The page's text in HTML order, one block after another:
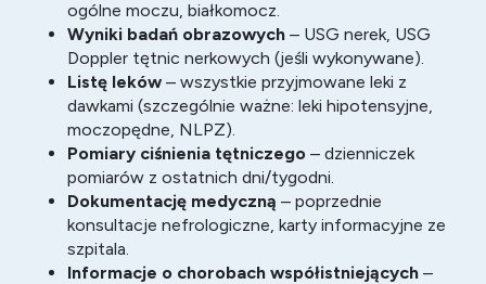
ogólne moczu, białkomocz.
Wyniki badań obrazowych – USG nerek, USG
Doppler tętnic nerkowych (jeśli wykonywane).
Listę leków – wszystkie przyjmowane leki z
dawkami (szczególnie ważne: leki hipotensyjne,
moczopędne, NLPZ).
Pomiary ciśnienia tętniczego – dzienniczek
pomiarów z ostatnich dni/tygodni.
Dokumentację medyczną – poprzednie
konsultacje nefrologiczne, karty informacyjne ze
szpitala.
Informacje o chorobach współistniejących –